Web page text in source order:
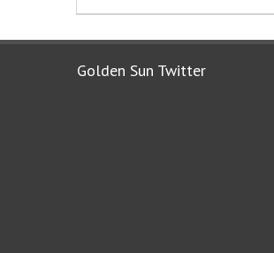
Golden Sun Twitter